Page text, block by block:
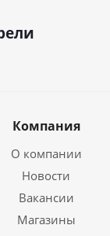
Компания
О компании
Новости
Вакансии
Магазины